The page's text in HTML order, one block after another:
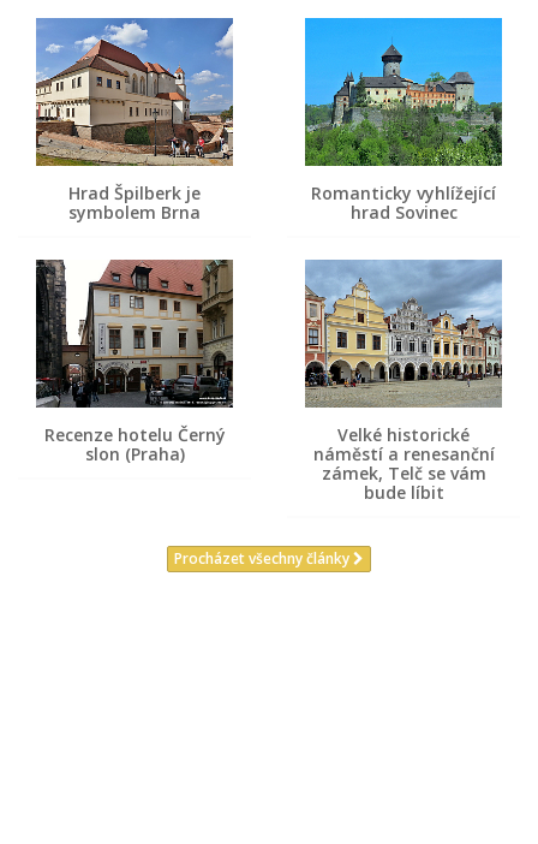
Hrad Špilberk je
symbolem Brna
Romanticky vyhlížející
hrad Sovinec
Recenze hotelu Černý
slon (Praha)
Velké historické
náměstí a renesanční
zámek, Telč se vám
bude líbit
Procházet všechny články